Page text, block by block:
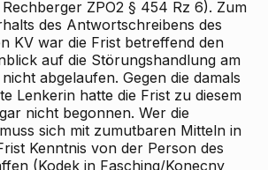
ZPO2 § 454 Rz 6). Zum
des Antwortschreibens des
KV war die Frist betreffend den
auf die Störungshandlung am
abgelaufen. Gegen die damals
Lenkerin hatte die Frist zu diesem
nicht begonnen. Wer die
sich mit zumutbaren Mitteln in
Kenntnis von der Person des
(Kodek in Fasching/Konecny